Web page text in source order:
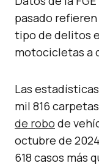
pasado
tipo de delitos
motocicletas a
Las
mil 816
de robo de
octubre de
618 casos más